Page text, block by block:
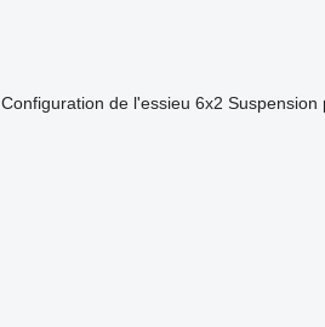
Configuration de l'essieu 6x2 Suspension